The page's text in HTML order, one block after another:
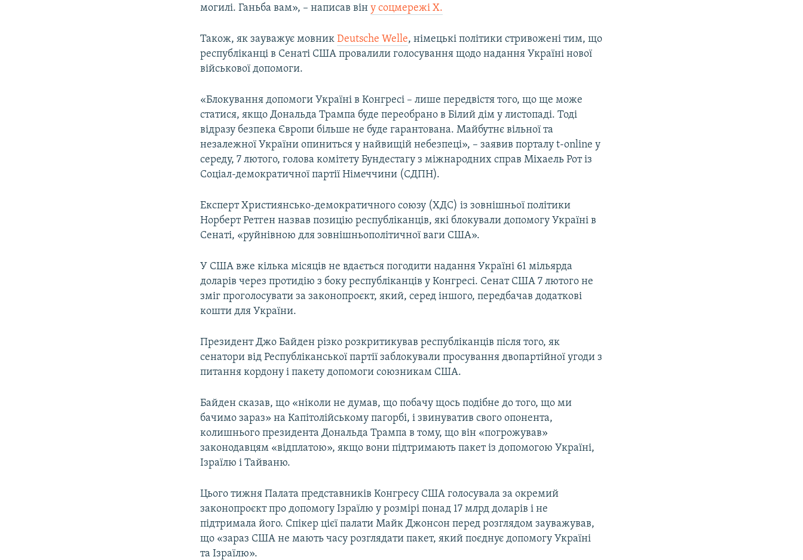
могилі. Ганьба вам», – написав віну соцмережі Х.
Також, як зауважує мовникDeutsche Welle, німецькі політики стривожені тим, що
республіканці в Сенаті США провалили голосування щодо надання Україні нової
військової допомоги.
«Блокування допомоги Україні в Конгресі – лише передвістя того, що ще може
статися, якщо Дональда Трампа буде переобрано в Білий дім у листопаді. Тоді
відразу безпека Європи більше не буде гарантована. Майбутнє вільної та
незалежної України опиниться у найвищій небезпеці», – заявив порталу t-online у
середу, 7 лютого, голова комітету Бундестагу з міжнародних справ Міхаель Рот із
Соціал-демократичної партії Німеччини (СДПН).
Експерт Християнсько-демократичного союзу (ХДС) із зовнішньої політики
Норберт Ретген назвав позицію республіканців, які блокували допомогу Україні в
Сенаті, «руйнівною для зовнішньополітичної ваги США».
У США вже кілька місяців не вдається погодити надання Україні 61 мільярда
доларів через протидію з боку республіканців у Конгресі. Сенат США 7 лютого не
зміг проголосувати за законопроєкт, який, серед іншого, передбачав додаткові
кошти для України.
Президент Джо Байден різко розкритикував республіканців після того, як
сенатори від Республіканської партії заблокували просування двопартійної угоди з
питання кордону і пакету допомоги союзникам США.
Байден сказав, що «ніколи не думав, що побачу щось подібне до того, що ми
бачимо зараз» на Капітолійському пагорбі, і звинуватив свого опонента,
колишнього президента Дональда Трампа в тому, що він «погрожував»
законодавцям «відплатою», якщо вони підтримають пакет із допомогою Україні,
Ізраїлю і Тайваню.
Цього тижня Палата представників Конгресу США голосувала за окремий
законопроєкт про допомогу Ізраїлю у розмірі понад 17 млрд доларів і не
підтримала його. Спікер цієї палати Майк Джонсон перед розглядом зауважував,
що «зараз США не мають часу розглядати пакет, який поєднує допомогу Україні
та Ізраїлю».